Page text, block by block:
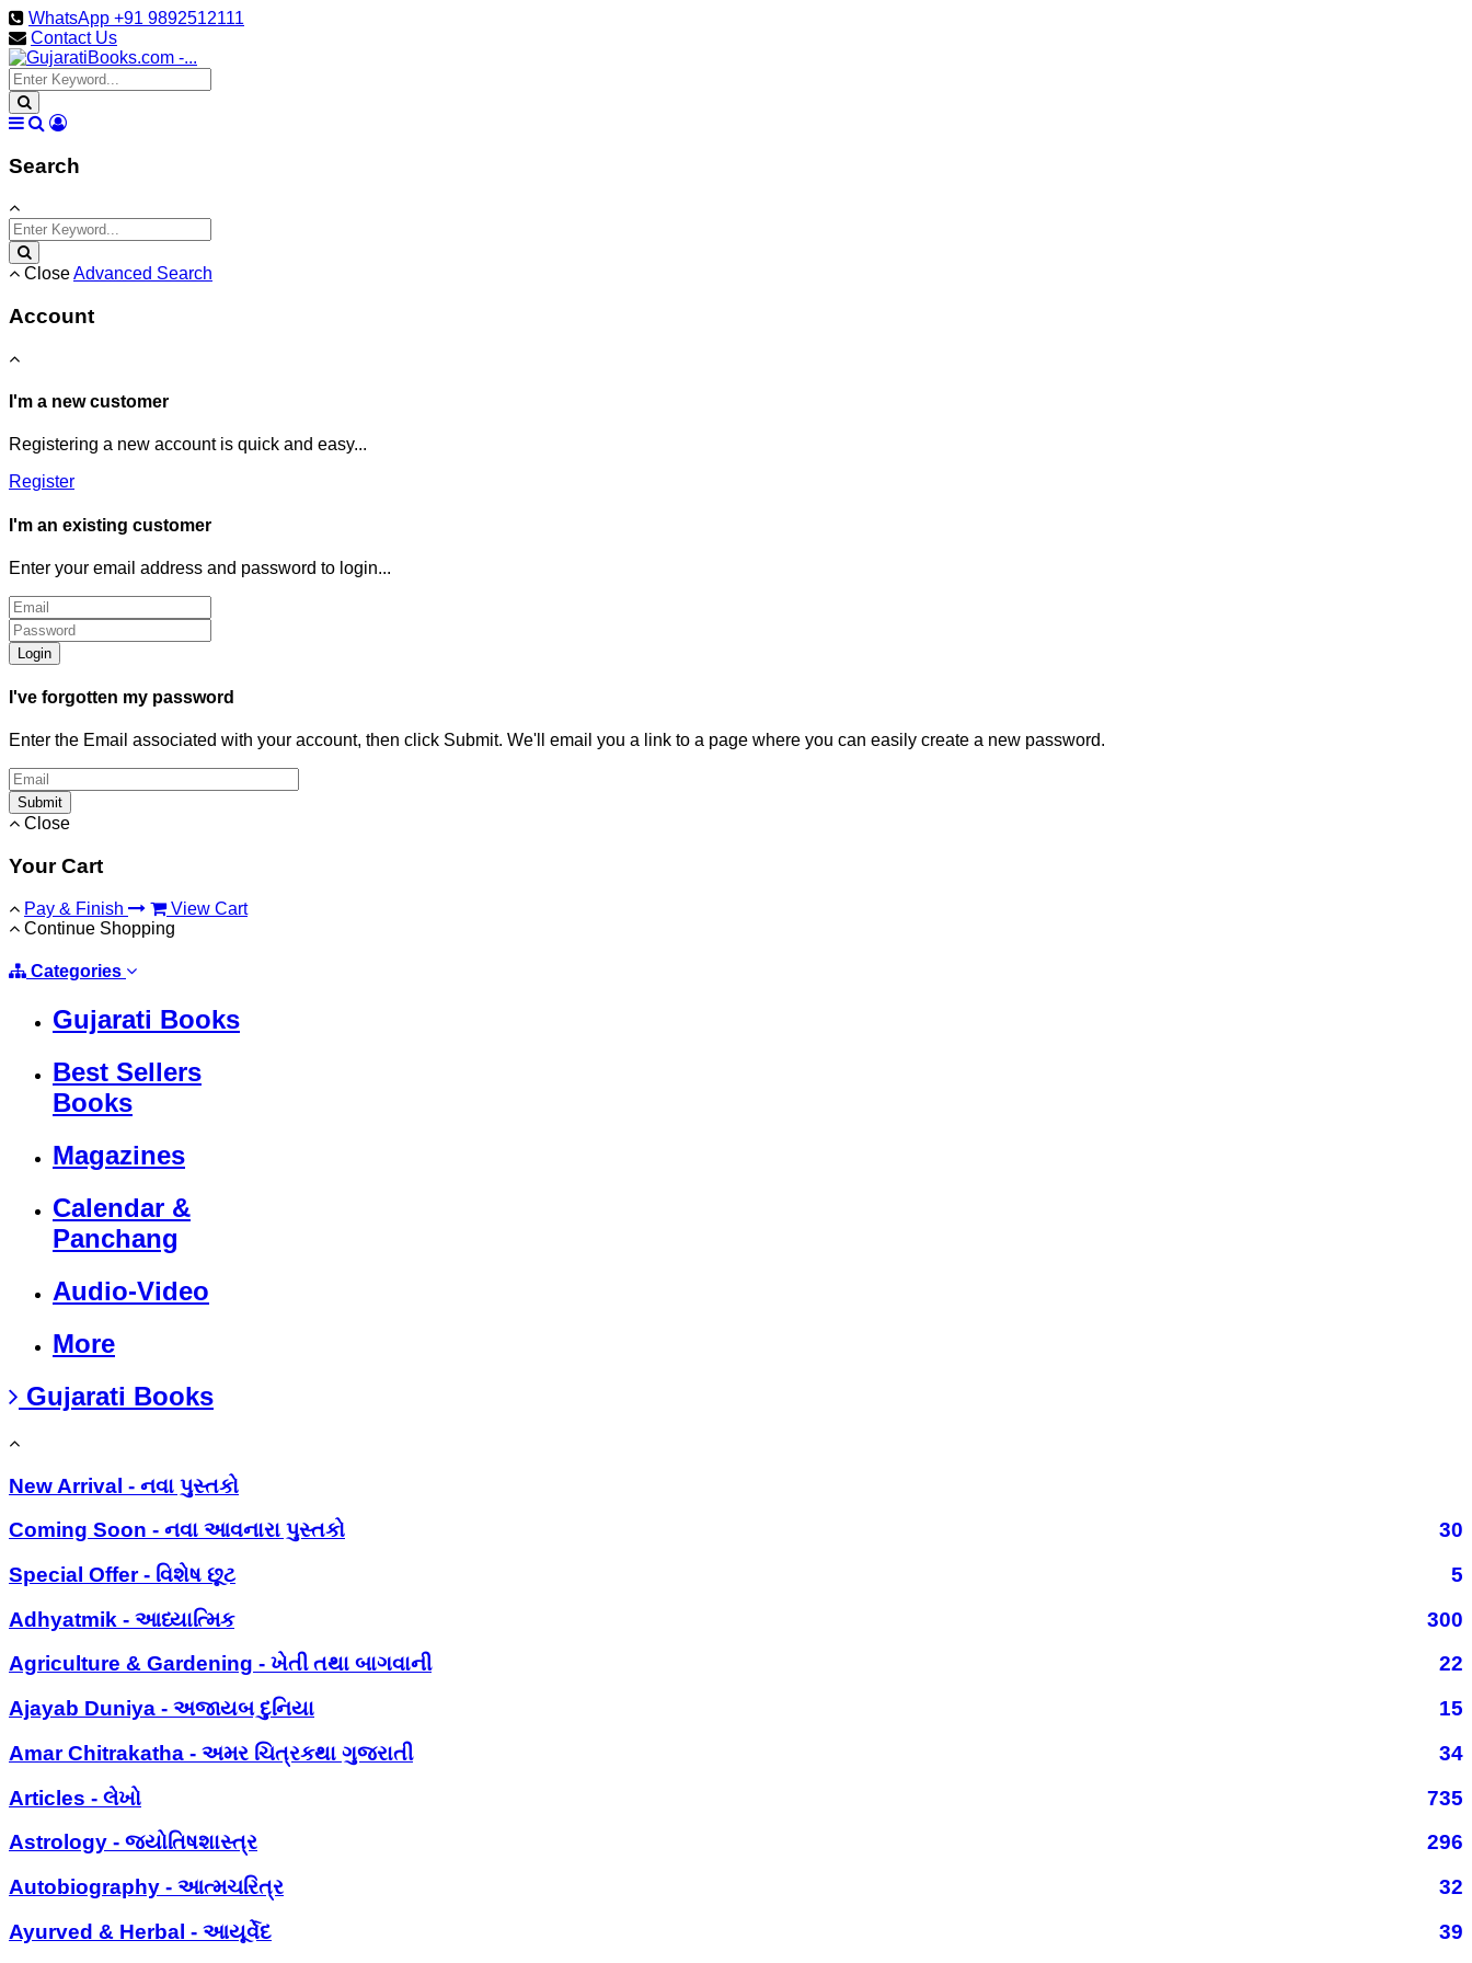
WhatsApp +91 9892512111
Contact Us
Search
CloseAdvanced Search
Account
I'm a new customer
Registering a new account is quick and easy...
Register
I'm an existing customer
Enter your email address and password to login...
Login
I've forgotten my password
Enter the Email associated with your account, then click Submit. We'll email you a link to a page where you can easily create a new password.
Submit
Close
Your Cart
Pay & Finish
View Cart
Continue Shopping
Categories
Gujarati Books
Best Sellers
Books
Magazines
Calendar &
Panchang
Audio-Video
More
Gujarati Books
New Arrival - નવા પુસ્તકો
Coming Soon - નવા આવનારા પુસ્તકો
30
Special Offer - વિશેષ છૂટ
5
Adhyatmik - આધ્યાત્મિક
300
Agriculture & Gardening - ખેતી તથા બાગવાની
22
Ajayab Duniya - અજાયબ દુનિયા
15
Amar Chitrakatha - અમર ચિત્રકથા ગુજરાતી
34
Articles - લેખો
735
Astrology - જ્યોતિષશાસ્ત્ર
296
Autobiography - આત્મચરિત્ર
32
Ayurved & Herbal - આયૂર્વેદ
39